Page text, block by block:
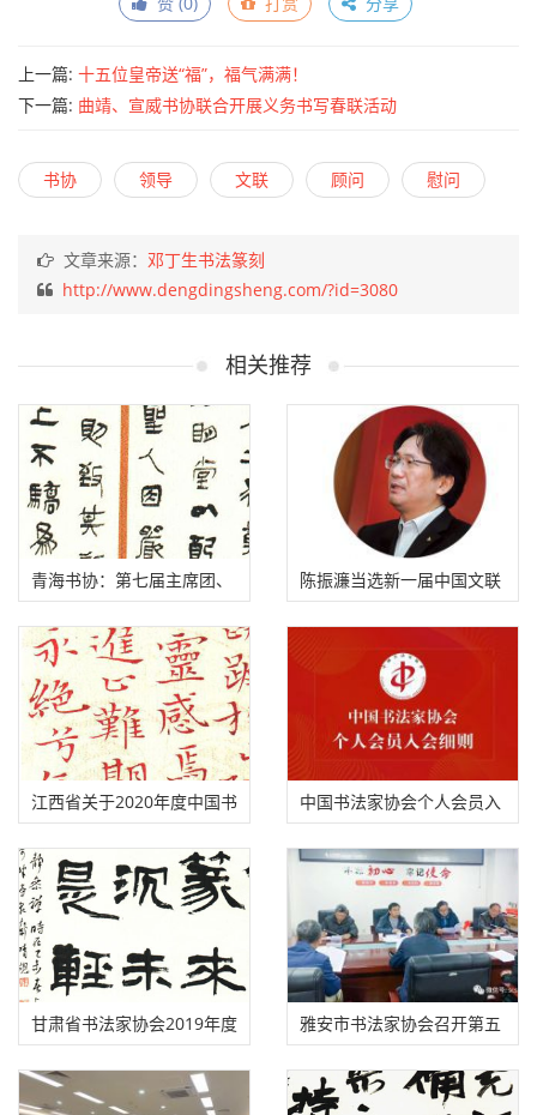
上一篇: 十五位皇帝送“福”，福气满满！
下一篇: 曲靖、宣威书协联合开展义务书写春联活动
书协 领导 文联 顾问 慰问
文章来源： 邓丁生书法篆刻
http://www.dengdingsheng.com/?id=3080
相关推荐
青海书协：第七届主席团、
理事会名单
陈振濂当选新一届中国文联
副主席（附主席团名单）
江西省​关于2020年度中国书
协个人新会员申报的通知
中国书法家协会个人会员入
会细则（部分修改于2021年
3月16日通过）
甘肃省书法家协会2019年度
批准入会人员名单
雅安市书法家协会召开第五
次主席团会议